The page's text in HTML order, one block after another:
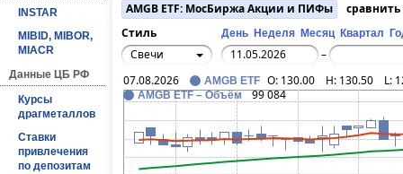
INSTAR
MIBID, MIBOR,
MIACR
Данные ЦБ РФ
Курсы
драгметаллов
Ставки
привлечения
по депозитам
AMGB ETF: МосБиржа Акции и ПИФы
Стиль
День Неделя Месяц Квартал
Свечи
–
07.08.2026
AMGB ETF O: 130.00 H: 130.50 L:
AMGB ETF – Объём 99 084